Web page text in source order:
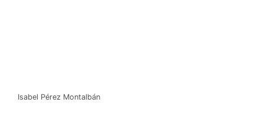
Isabel Pérez Montalbán